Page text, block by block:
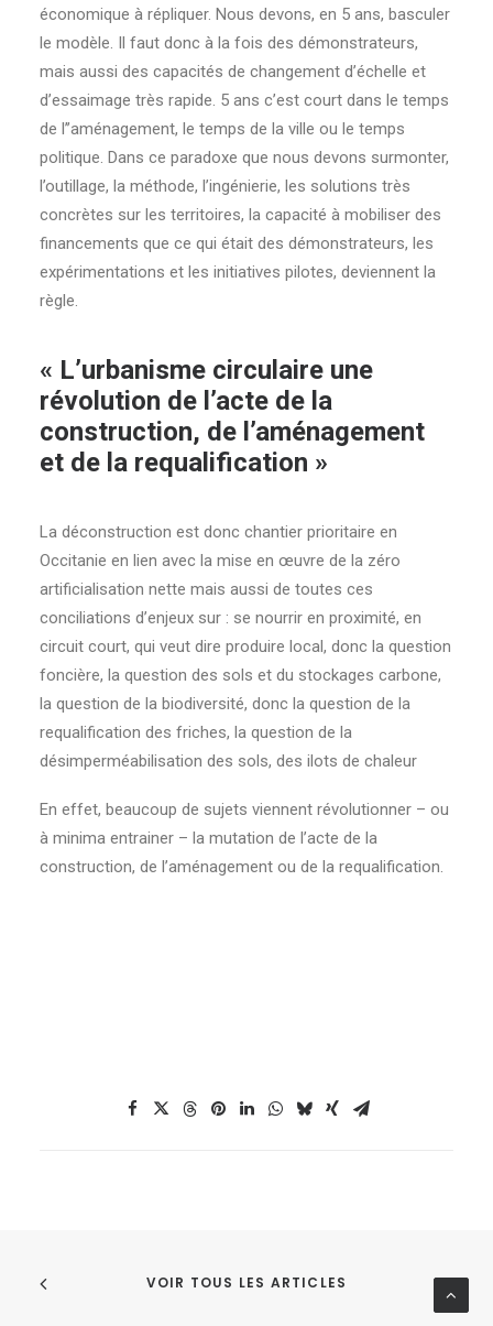
économique à répliquer. Nous devons, en 5 ans, basculer
le modèle. Il faut donc à la fois des démonstrateurs,
mais aussi des capacités de changement d’échelle et
d’essaimage très rapide. 5 ans c’est court dans le temps
de l’’aménagement, le temps de la ville ou le temps
politique. Dans ce paradoxe que nous devons surmonter,
l’outillage, la méthode, l’ingénierie, les solutions très
concrètes sur les territoires, la capacité à mobiliser des
financements que ce qui était des démonstrateurs, les
expérimentations et les initiatives pilotes, deviennent la
règle.
« L’urbanisme circulaire une
révolution de l’acte de la
construction, de l’aménagement
et de la requalification »
La déconstruction est donc chantier prioritaire en
Occitanie en lien avec la mise en œuvre de la zéro
artificialisation nette mais aussi de toutes ces
conciliations d’enjeux sur : se nourrir en proximité, en
circuit court, qui veut dire produire local, donc la question
foncière, la question des sols et du stockages carbone,
la question de la biodiversité, donc la question de la
requalification des friches, la question de la
désimperméabilisation des sols, des ilots de chaleur
En effet, beaucoup de sujets viennent révolutionner – ou
à minima entrainer – la mutation de l’acte de la
construction, de l’aménagement ou de la requalification.
VOIR TOUS LES ARTICLES